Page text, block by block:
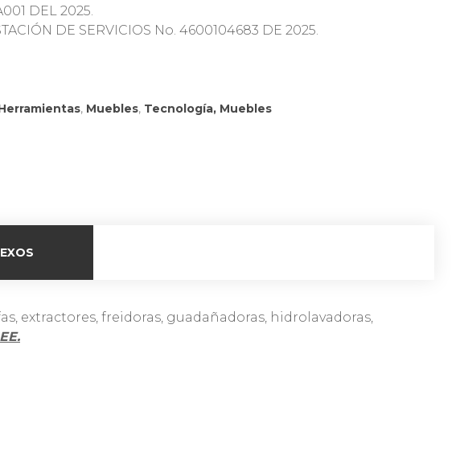
DEL 2025.
DE SERVICIOS No. 4600104683 DE 2025.
, Muebles, Tecnología, Muebles
extractores, freidoras, guadañadoras, hidrolavadoras,